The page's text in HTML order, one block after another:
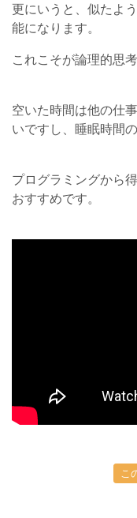
更にいうと、似たよ
能になります。
これこそが論理的思
空いた時間は他の仕
いですし、睡眠時間
プログラミングから
おすすめです。
こ